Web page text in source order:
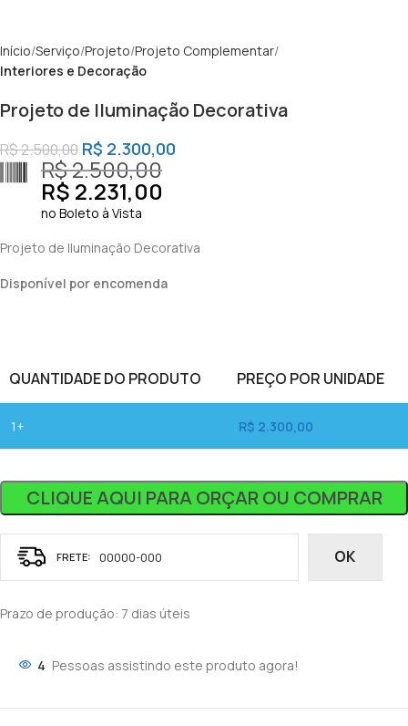
Início Serviço Projeto Projeto Complementar
Interiores e Decoração
Projeto de Iluminação Decorativa
R$2.500,00 R$ 2.300,00
R$2.500,00
R$ 2.231,00
no Boleto à Vista
Projeto de Iluminação Decorativa
Disponível por encomenda
CLIQUE AQUI PARA ORÇAR OU COMPRAR
QUANTIDADE DO PRODUTO PREÇO POR UNIDADE
1+ R$ 2.300,00
OK
Prazo de produção: 7 dias úteis
4 Pessoas assistindo este produto agora!